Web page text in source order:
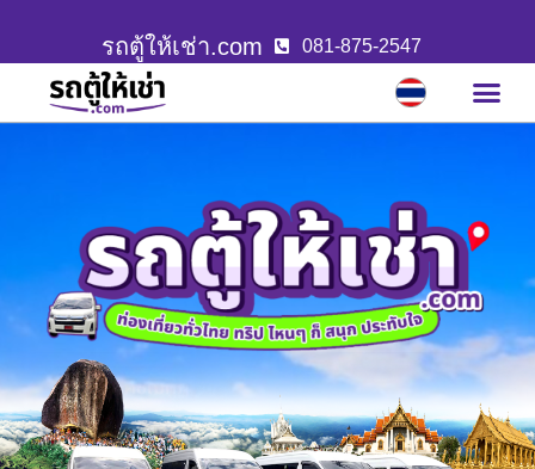
รถตู้ให้เช่า.com 081-875-2547